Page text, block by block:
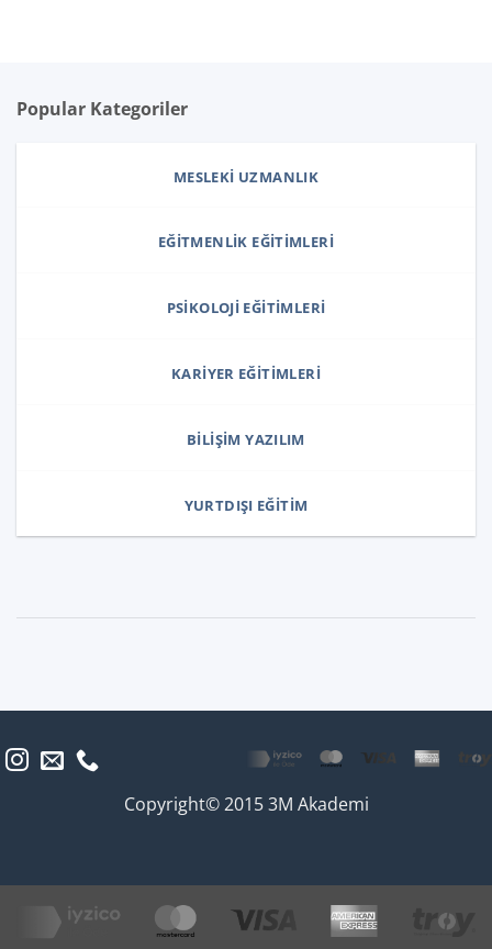
Popular Kategoriler
MESLEKI UZMANLIK
EĞITMENLIK EĞITIMLERI
PSIKOLOJI EĞITIMLERI
KARIYER EĞITIMLERI
BILIŞIM YAZILIM
YURTDIŞI EĞITIM
Copyright© 2015 3M Akademi